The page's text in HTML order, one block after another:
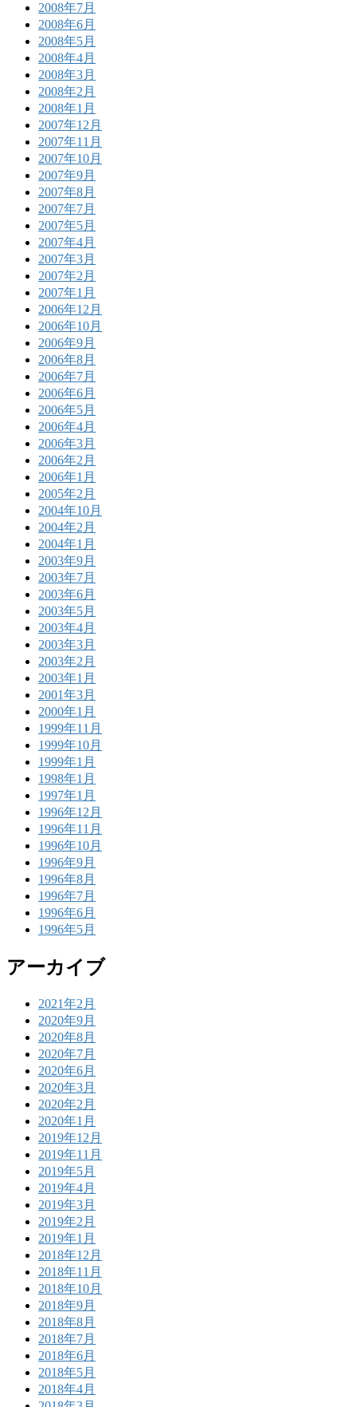
2008年7月
2008年6月
2008年5月
2008年4月
2008年3月
2008年2月
2008年1月
2007年12月
2007年11月
2007年10月
2007年9月
2007年8月
2007年7月
2007年5月
2007年4月
2007年3月
2007年2月
2007年1月
2006年12月
2006年10月
2006年9月
2006年8月
2006年7月
2006年6月
2006年5月
2006年4月
2006年3月
2006年2月
2006年1月
2005年2月
2004年10月
2004年2月
2004年1月
2003年9月
2003年7月
2003年6月
2003年5月
2003年4月
2003年3月
2003年2月
2003年1月
2001年3月
2000年1月
1999年11月
1999年10月
1999年1月
1998年1月
1997年1月
1996年12月
1996年11月
1996年10月
1996年9月
1996年8月
1996年7月
1996年6月
1996年5月
アーカイブ
2021年2月
2020年9月
2020年8月
2020年7月
2020年6月
2020年3月
2020年2月
2020年1月
2019年12月
2019年11月
2019年5月
2019年4月
2019年3月
2019年2月
2019年1月
2018年12月
2018年11月
2018年10月
2018年9月
2018年8月
2018年7月
2018年6月
2018年5月
2018年4月